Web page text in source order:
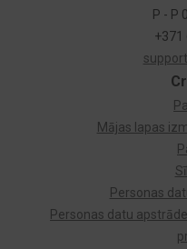
Mājas lapas
Personas
Personas datu
P - P
+371